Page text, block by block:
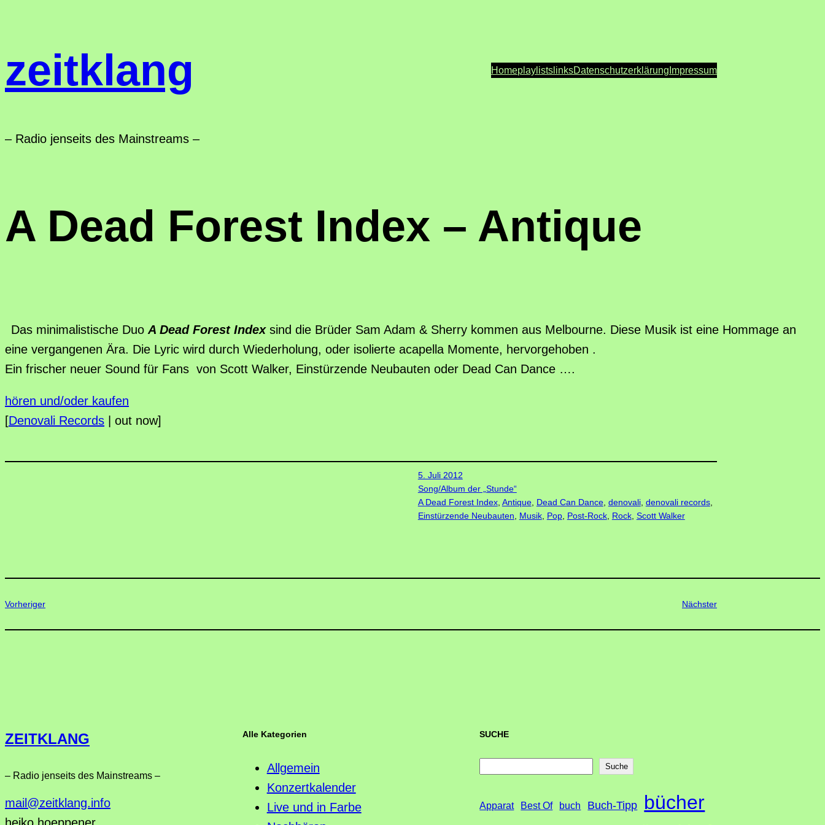
zeitklang Homeplaylists linksDatenschutzerklärung Impressum
– Radio jenseits des Mainstreams –
A Dead Forest Index – Antique
Das minimalistische Duo A Dead Forest Indexsind die Brüder Sam Adam & Sherry kommen aus Melbourne. Diese Musik ist eine Hommage an
eine vergangenen Ära. Die Lyric wird durch Wiederholung, oder isolierte acapella Momente, hervorgehoben .
Ein frischer neuer Sound für Fans von Scott Walker, Einstürzende Neubauten oder Dead Can Dance ….
hören und/oder kaufen
[Denovali Records | out now]
5. Juli 2012
Song/Album der „Stunde“
A Dead Forest Index, Antique, Dead Can Dance, denovali, denovali records
Einstürzende Neubauten
Musik, Pop, Post-Rock, Rock, Scott Walker
Vorheriger Nächster
ZEITKLANG
– Radio jenseits des Mainstreams –
mail@zeitklang.info
Alle Kategorien
Allgemein
Konzertkalender
Live und in Farbe
SUCHE
c
Suche
Apparat Best Of buch Buch-Tipp bücher